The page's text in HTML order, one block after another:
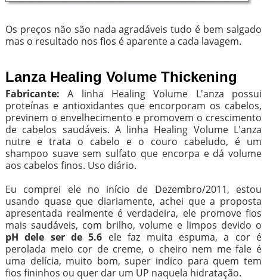
Os preços não são nada agradáveis tudo é bem salgado
mas o resultado nos fios é aparente a cada lavagem.
Lanza Healing Volume Thickening
Fabricante: A linha Healing Volume L'anza possui
proteínas e antioxidantes que encorporam os cabelos,
previnem o envelhecimento e promovem o crescimento
de cabelos saudáveis. A linha Healing Volume L'anza
nutre e trata o cabelo e o couro cabeludo, é um
shampoo suave sem sulfato que encorpa e dá volume
aos cabelos finos. Uso diário.
Eu comprei ele no início de Dezembro/2011, estou
usando quase que diariamente, achei que a proposta
apresentada realmente é verdadeira, ele promove fios
mais saudáveis, com brilho, volume e limpos devido o
pH dele ser de 5.6 ele faz muita espuma, a cor é
perolada meio cor de creme, o cheiro nem me fale é
uma delícia, muito bom, super indico para quem tem
fios fininhos ou quer dar um UP naquela hidratação.